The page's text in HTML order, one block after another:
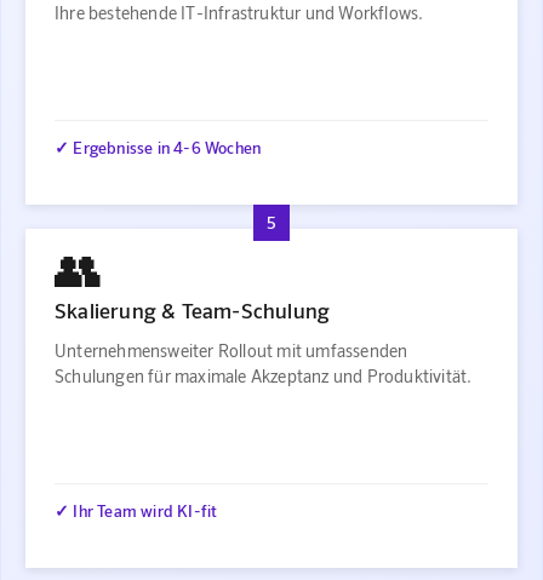
Ihre bestehende IT-Infrastruktur und Workflows.
✓ Ergebnisse in 4-6 Wochen
5
👥
Skalierung & Team-Schulung
Unternehmensweiter Rollout mit umfassenden
Schulungen für maximale Akzeptanz und Produktivität.
✓ Ihr Team wird KI-fit